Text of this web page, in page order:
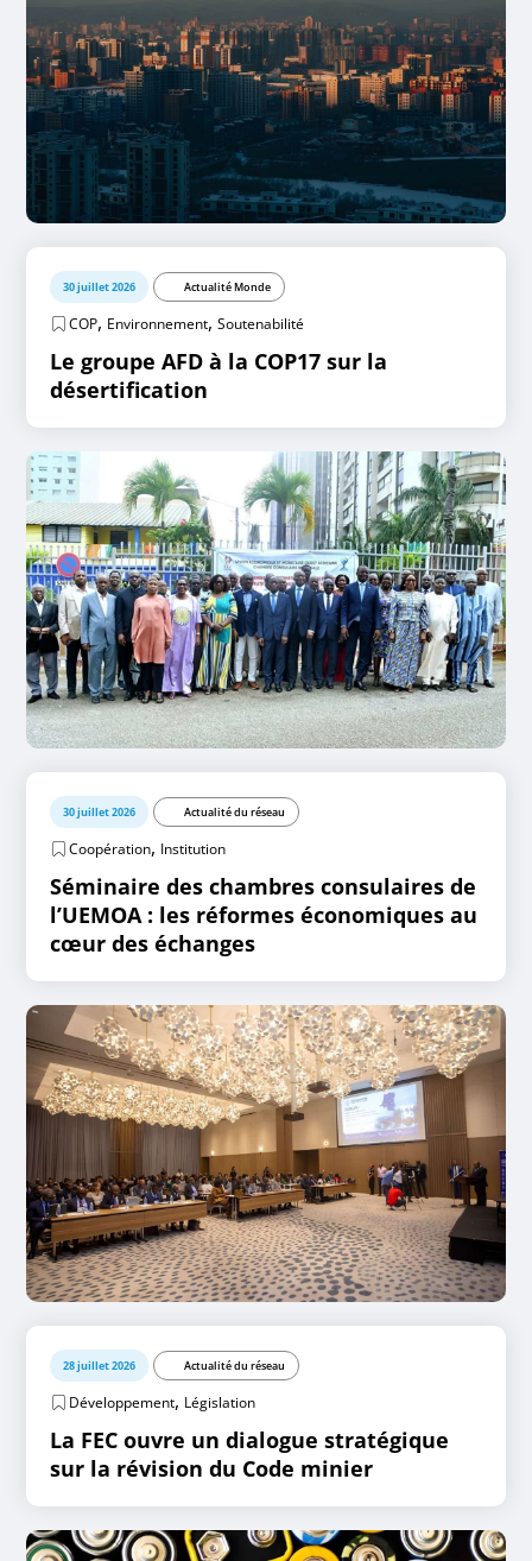
30 juillet 2026 Actualité Monde
COP, Environnement,Soutenabilité
Le groupe AFD à la COP17 sur la
désertification
30 juillet 2026 Actualité du réseau
Coopération, Institution
Séminaire des chambres consulaires de
l’UEMOA : les réformes économiques au
cœur des échanges
28 juillet 2026 Actualité du réseau
Développement, Législation
La FEC ouvre un dialogue stratégique
sur la révision du Code minier